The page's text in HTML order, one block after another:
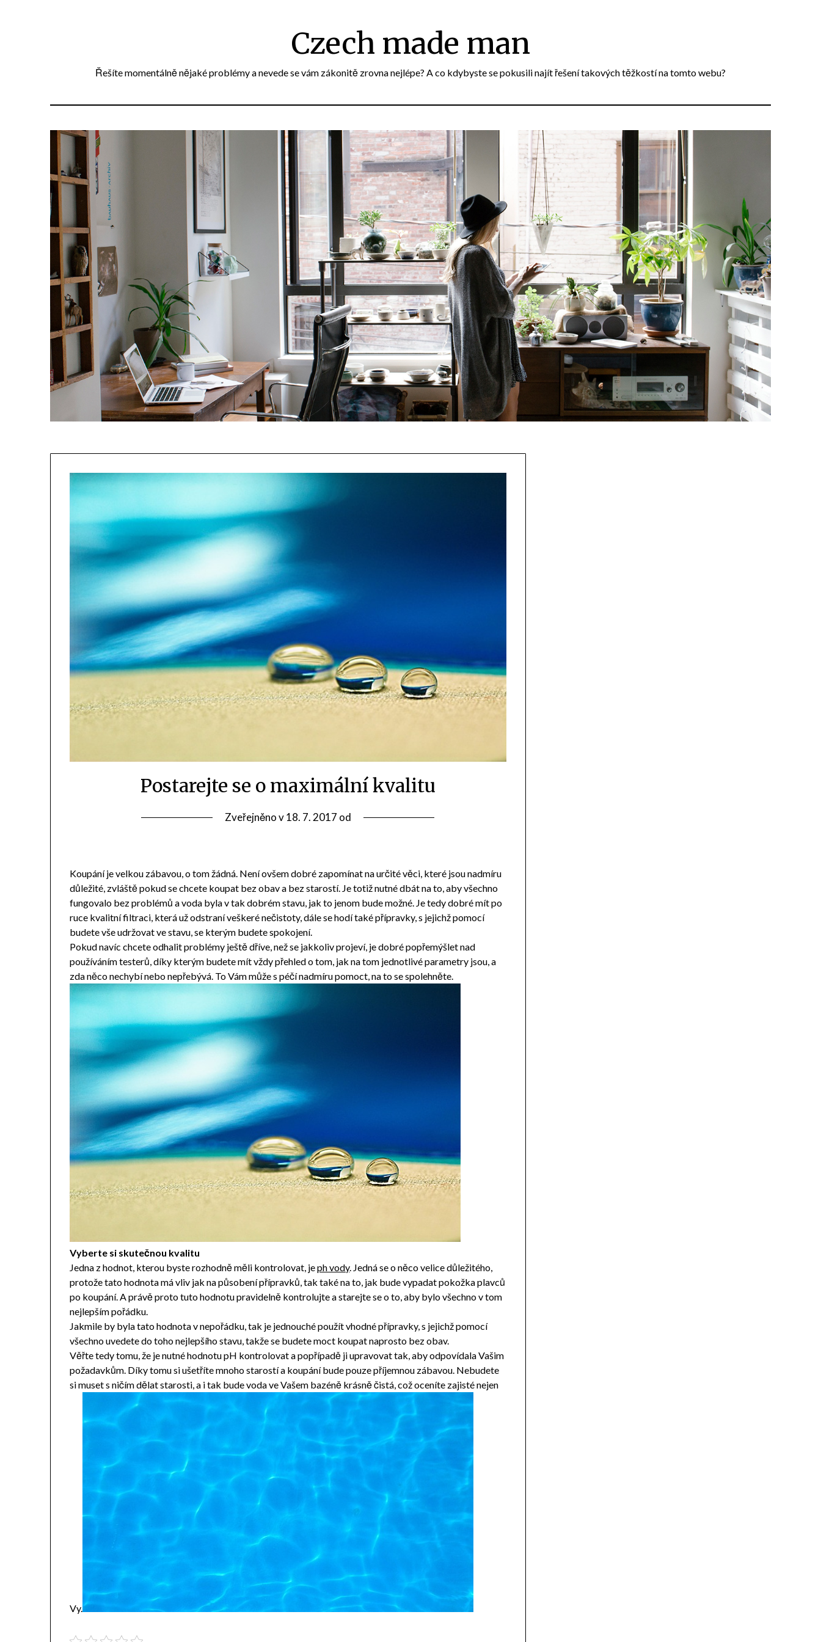
Czech made man
Řešíte momentálně nějaké problémy a nevede se vám zákonitě zrovna nejlépe? A co kdybyste se pokusili najít řešení takových těžkostí na tomto webu?
Postarejte se o maximální kvalitu
Zveřejněno v18. 7. 2017 od
Koupání je velkou zábavou, o tom žádná. Není ovšem dobré zapomínat na určité věci, které jsou nadmíru
důležité, zvláště pokud se chcete koupat bez obav a bez starostí. Je totiž nutné dbát na to, aby všechno
fungovalo bez problémů a voda byla v tak dobrém stavu, jak to jenom bude možné. Je tedy dobré mít po
ruce kvalitní filtraci, která už odstraní veškeré nečistoty, dále se hodí také přípravky, s jejichž pomocí
budete vše udržovat ve stavu, se kterým budete spokojení.
Pokud navíc chcete odhalit problémy ještě dříve, než se jakkoliv projeví, je dobré popřemýšlet nad
používáním testerů, díky kterým budete mít vždy přehled o tom, jak na tom jednotlivé parametry jsou, a
zda něco nechybí nebo nepřebývá. To Vám může s péčí nadmíru pomoct, na to se spolehněte.
Vyberte si skutečnou kvalitu
Jedna z hodnot, kterou byste rozhodně měli kontrolovat, jeph vody. Jedná se o něco velice důležitého,
protože tato hodnota má vliv jak na působení přípravků, tak také na to, jak bude vypadat pokožka plavců
po koupání. A právě proto tuto hodnotu pravidelně kontrolujte a starejte se o to, aby bylo všechno v tom
nejlepším pořádku.
Jakmile by byla tato hodnota v nepořádku, tak je jednouché použít vhodné přípravky, s jejichž pomocí
všechno uvedete do toho nejlepšího stavu, takže se budete moct koupat naprosto bez obav.
Věřte tedy tomu, že je nutné hodnotu pH kontrolovat a popřípadě ji upravovat tak, aby odpovídala Vašim
požadavkům. Díky tomu si ušetříte mnoho starostí a koupání bude pouze příjemnou zábavou. Nebudete
si muset s ničím dělat starosti, a i tak bude voda ve Vašem bazéně krásně čistá, což oceníte zajisté nejen
Vy.